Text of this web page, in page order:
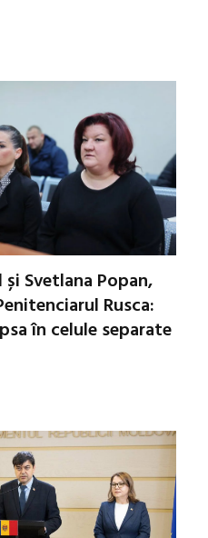
Svetlana Popan,
Rusca:
în celule separate